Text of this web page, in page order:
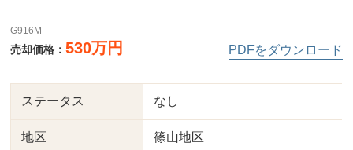
G916M
売却価格：530万円 PDFをダウンロード
ステータス なし
地区 篠山地区